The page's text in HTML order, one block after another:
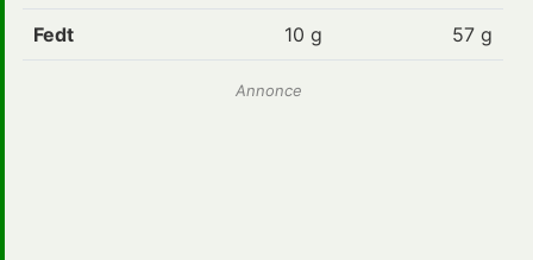
Fedt 10 g 57 g
Annonce